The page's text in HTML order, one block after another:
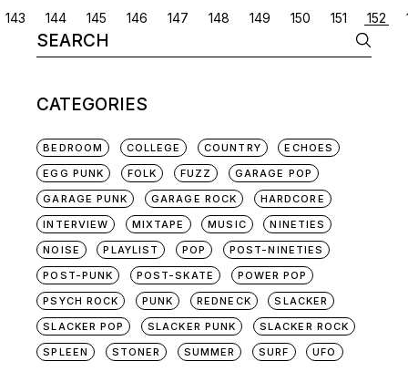
POSTS
NAVIGATION
143 144 145 146 147 148 149 150 151 152
Search
for:
CATEGORIES
BEDROOM COLLEGE COUNTRY
ECHOES
EGG PUNK
FOLK FUZZ
GARAGE POP
GARAGE PUNK
GARAGE ROCK
HARDCORE
INTERVIEW
MIXTAPE MUSIC
NINETIES
NOISE
PLAYLIST POP
POST-NINETIES
POST-PUNK
POST-SKATE
POWER POP
PSYCH ROCK
PUNK REDNECK
SLACKER
SLACKER POP
SLACKER PUNK
SLACKER ROCK
SPLEEN
STONER SUMMER SURF UFO